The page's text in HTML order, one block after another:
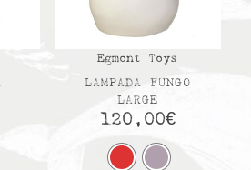
Egmont Toys
LAMPADA FUNGO
LARGE
120,00€